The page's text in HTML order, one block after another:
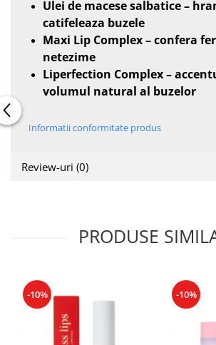
Ulei de macese salbatice –
catifeleaza buzele
Maxi Lip Complex – confera
netezime
Liperfection Complex –
volumul natural al buzelor
Informatii conformitate produs
Review-uri (0)
PRODUSE
-10% -10%